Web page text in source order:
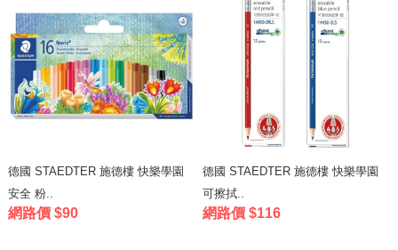
德國 STAEDTER 施德樓 快樂學園
安全 粉..
網路價 $90
德國 STAEDTER 施德樓 快樂學園
可擦拭..
網路價 $116